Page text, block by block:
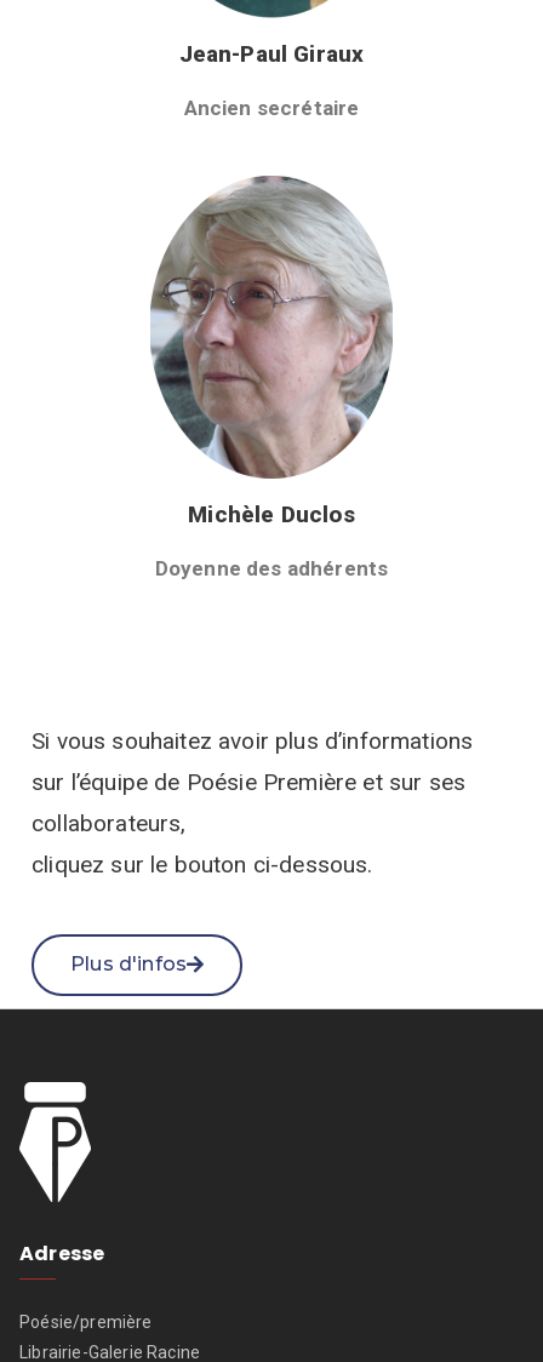
Jean-Paul Giraux
Ancien secrétaire
Michèle Duclos
Doyenne des adhérents
Si vous souhaitez avoir plus d’informations
sur l’équipe de Poésie Première et sur ses
collaborateurs,
cliquez sur le bouton ci-dessous.
Plus d'infos
Adresse
Poésie/première
Librairie-Galerie Racine